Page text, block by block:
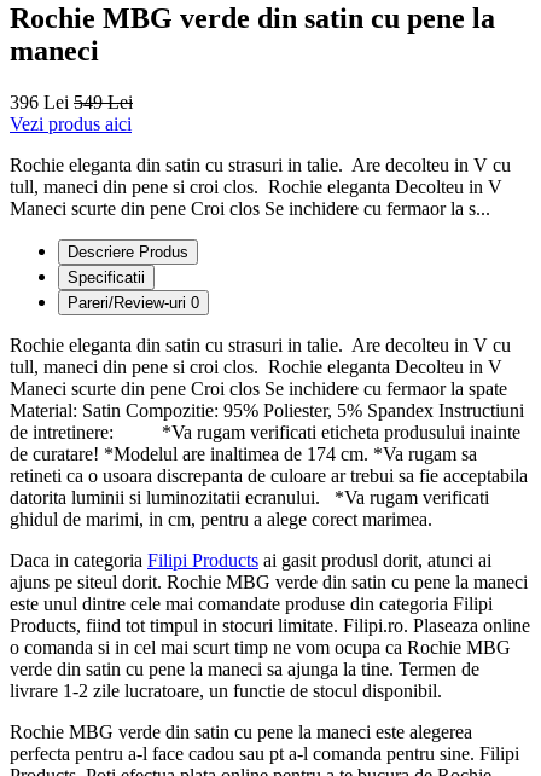
Rochie MBG verde din satin cu pene la
maneci
396 Lei 549 Lei
Vezi produs aici
Rochie eleganta din satin cu strasuri in talie. Are decolteu in V cu
tull, maneci din pene si croi clos. Rochie eleganta Decolteu in V
Maneci scurte din pene Croi clos Se inchidere cu fermaor la s...
Descriere Produs
Specificatii
Pareri/Review-uri 0
Rochie eleganta din satin cu strasuri in talie. Are decolteu in V cu
tull, maneci din pene si croi clos. Rochie eleganta Decolteu in V
Maneci scurte din pene Croi clos Se inchidere cu fermaor la spate
Material: Satin Compozitie: 95% Poliester, 5% Spandex Instructiuni
de intretinere: *Va rugam verificati eticheta produsului inainte
de curatare! *Modelul are inaltimea de 174 cm. *Va rugam sa
retineti ca o usoara discrepanta de culoare ar trebui sa fie acceptabila
datorita luminii si luminozitatii ecranului. *Va rugam verificati
ghidul de marimi, in cm, pentru a alege corect marimea.
Daca in categoria Filipi Products ai gasit produsl dorit, atunci ai
ajuns pe siteul dorit. Rochie MBG verde din satin cu pene la maneci
este unul dintre cele mai comandate produse din categoria Filipi
Products, fiind tot timpul in stocuri limitate. Filipi.ro. Plaseaza online
o comanda si in cel mai scurt timp ne vom ocupa ca Rochie MBG
verde din satin cu pene la maneci sa ajunga la tine. Termen de
livrare 1-2 zile lucratoare, un functie de stocul disponibil.
Rochie MBG verde din satin cu pene la maneci este alegerea
perfecta pentru a-l face cadou sau pt a-l comanda pentru sine. Filipi